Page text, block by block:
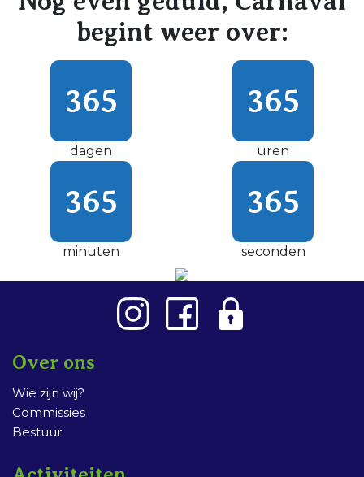
begint weer over:
365
dagen
365
uren
365
minuten
365
seconden
Over ons
Wie zijn wij?
Commissies
Bestuur